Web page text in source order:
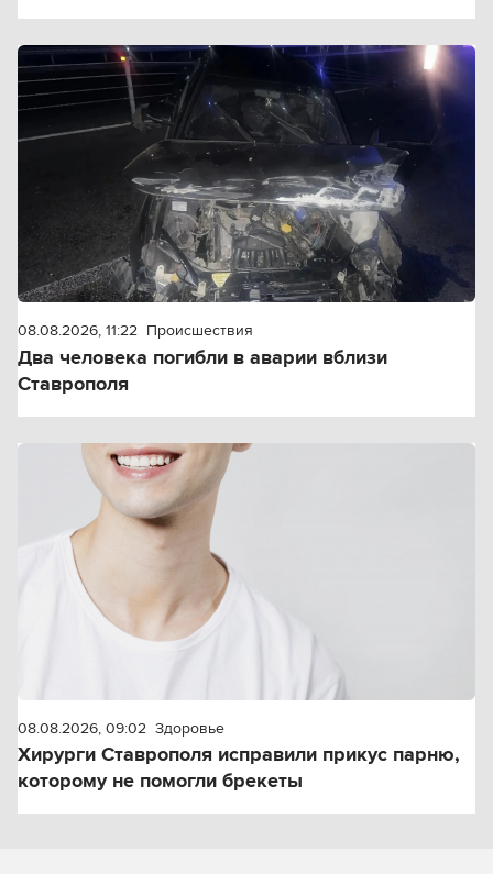
08.08.2026, 11:22 Происшествия
Два человека погибли в аварии вблизи
Ставрополя
08.08.2026, 09:02 Здоровье
Хирурги Ставрополя исправили прикус парню,
которому не помогли брекеты